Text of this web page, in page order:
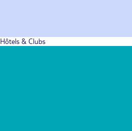
Hôtels & Clubs